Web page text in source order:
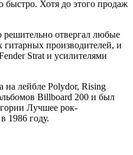
быстро. Хотя до этого продаж
отвергал любые
производителей, и
Strat и усилителями
лейбле Polydor, Rising
Billboard 200 и был
Лучшее рок-
1986 году.